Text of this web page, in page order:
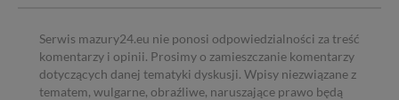
Serwis mazury24.eu nie ponosi odpowiedzialności za treść
komentarzy i opinii. Prosimy o zamieszczanie komentarzy
dotyczących danej tematyki dyskusji. Wpisy niezwiązane z
tematem, wulgarne, obraźliwe, naruszające prawo będą